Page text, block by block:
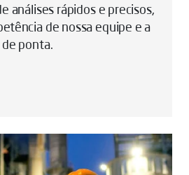
análises rápidos e precisos,
de nossa equipe e a
ponta.